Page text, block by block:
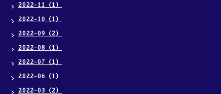
2022-11（1）
2022-10（1）
2022-09（2）
2022-08（1）
2022-07（1）
2022-06（1）
2022-03（2）